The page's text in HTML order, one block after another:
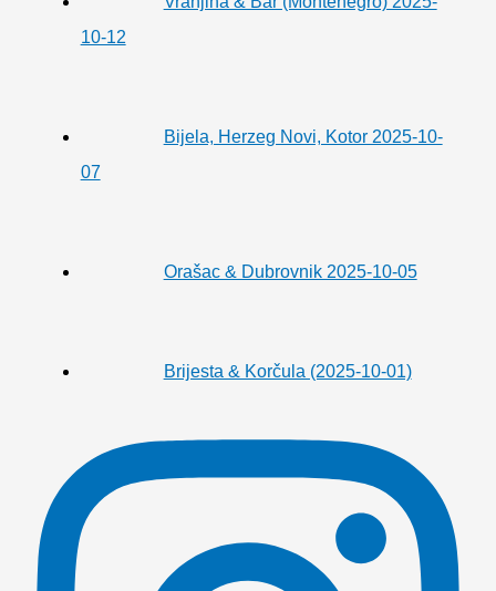
10-12
Bijela, Herzeg Novi, Kotor 2025-10-
07
Orašac & Dubrovnik 2025-10-05
Brijesta & Korčula (2025-10-01)